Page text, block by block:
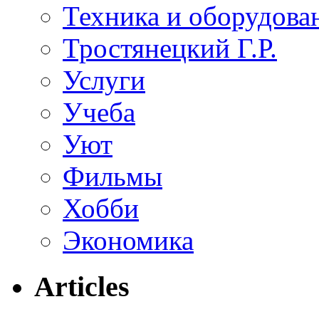
Техника и
Тростянецкий Г.Р.
Услуги
Учеба
Уют
Фильмы
Хобби
Экономика
Articles